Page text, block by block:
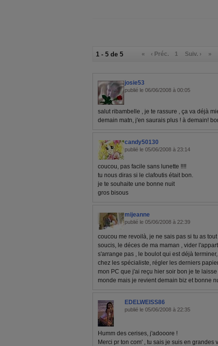
1 - 5 de 5 « ‹ Préc. 1 Suiv. › »
josie53
publié le 06/06/2008 à 00:05
salut ribambelle , je te rassure , ça va déjà
demain matn, j'en saurais plus ! à demain!
candy50130
publié le 05/06/2008 à 23:14
coucou, pas facile sans lunette !!!!
tu nous diras si le clafoutis était bon.
je te souhaite une bonne nuit
gros bisous
mijeanne
publié le 05/06/2008 à 22:39
coucou me revoilà, je ne sais pas si tu as
soucis, le déces de ma maman , vider
s'arrange pas , le boulot qui est déjà
chez les spécialiste, régler les derniers
mon PC que j'ai reçu hier soir bon je te
monde mais je revient demain biz et bonne
EDELWEISS86
publié le 05/06/2008 à 22:35
Humm des cerises, j'adooore !
Merci pr ton com' , tu sais je suis en grandes